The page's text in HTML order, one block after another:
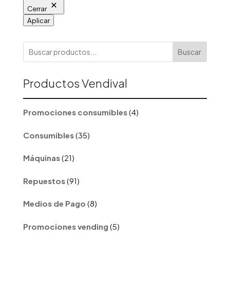
Cerrar
Aplicar
Buscar
Productos Vendival
Promociones consumibles 44
productos
Consumibles 35
productos
Máquinas 2121
productos
Repuestos 91
productos
Medios de Pago 88
productos
Promociones vending 5
productos